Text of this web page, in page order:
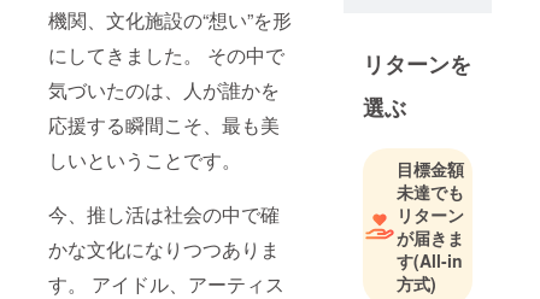
機関、文化施設の“想い”を形
にしてきました。 その中で
気づいたのは、人が誰かを
応援する瞬間こそ、最も美
しいということです。
今、推し活は社会の中で確
かな文化になりつつありま
す。 アイドル、アーティス
リターンを
選ぶ
目標金額
未達でも
リターン
が届きま
す(All-in
方式)